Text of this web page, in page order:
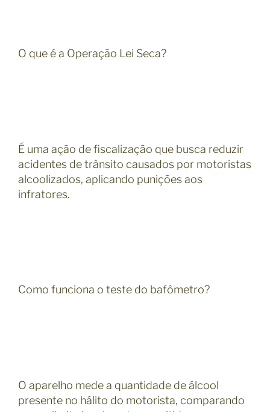
O que é a Operação Lei Seca?
É uma ação de fiscalização que busca reduzir
acidentes de trânsito causados por motoristas
alcoolizados, aplicando punições aos
infratores.
Como funciona o teste do bafômetro?
O aparelho mede a quantidade de álcool
presente no hálito do motorista, comparando